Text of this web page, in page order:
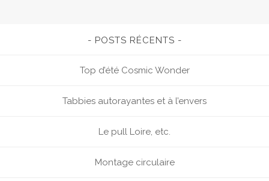
POSTS RÉCENTS
Top d’été Cosmic Wonder
Tabbies autorayantes et à l’envers
Le pull Loire, etc.
Montage circulaire